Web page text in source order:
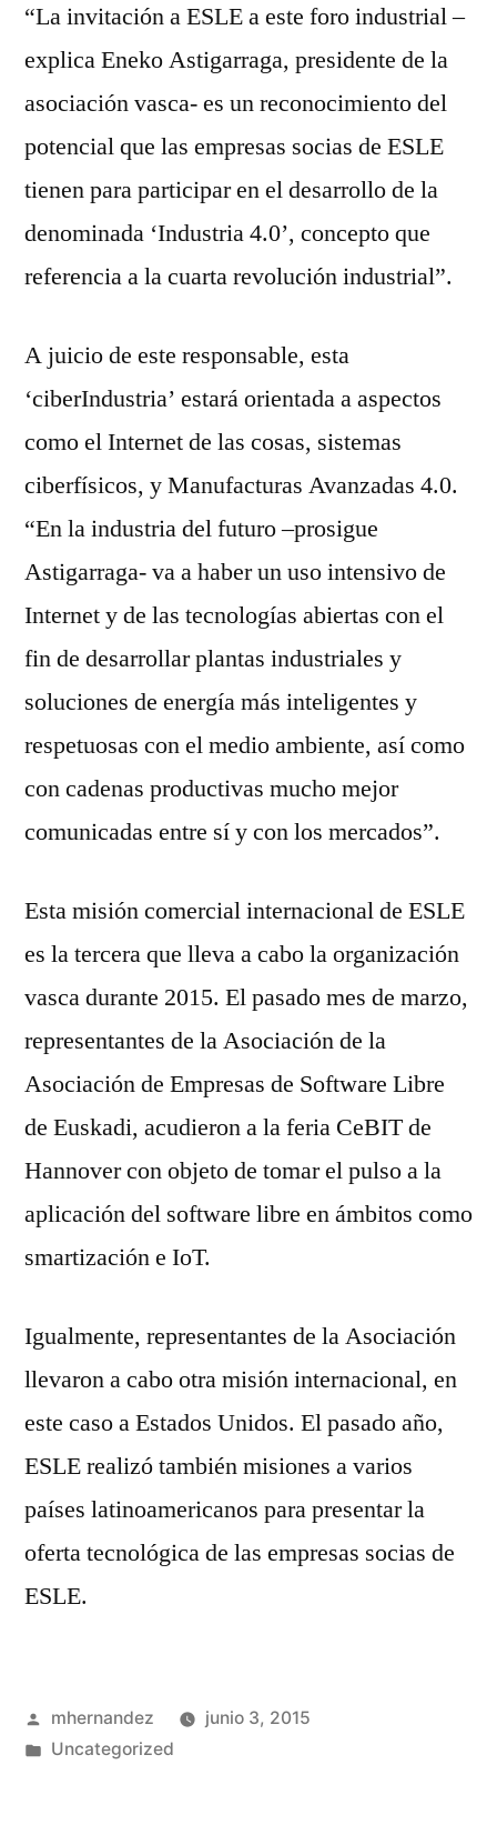
“La invitación a ESLE a este foro industrial –
explica Eneko Astigarraga, presidente de la
asociación vasca- es un reconocimiento del
potencial que las empresas socias de ESLE
tienen para participar en el desarrollo de la
denominada ‘Industria 4.0’, concepto que
referencia a la cuarta revolución industrial”.
A juicio de este responsable, esta
‘ciberIndustria’ estará orientada a aspectos
como el Internet de las cosas, sistemas
ciberfísicos, y Manufacturas Avanzadas 4.0.
“En la industria del futuro –prosigue
Astigarraga- va a haber un uso intensivo de
Internet y de las tecnologías abiertas con el
fin de desarrollar plantas industriales y
soluciones de energía más inteligentes y
respetuosas con el medio ambiente, así como
con cadenas productivas mucho mejor
comunicadas entre sí y con los mercados”.
Esta misión comercial internacional de ESLE
es la tercera que lleva a cabo la organización
vasca durante 2015. El pasado mes de marzo,
representantes de la Asociación de la
Asociación de Empresas de Software Libre
de Euskadi, acudieron a la feria CeBIT de
Hannover con objeto de tomar el pulso a la
aplicación del software libre en ámbitos como
smartización e IoT.
Igualmente, representantes de la Asociación
llevaron a cabo otra misión internacional, en
este caso a Estados Unidos. El pasado año,
ESLE realizó también misiones a varios
países latinoamericanos para presentar la
oferta tecnológica de las empresas socias de
ESLE.
Publicado
por
mhernandez
junio 3, 2015
Publicado
Uncategorized